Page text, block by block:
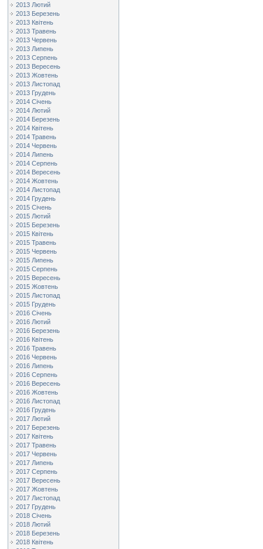
2013 Лютий
2013 Березень
2013 Квітень
2013 Травень
2013 Червень
2013 Липень
2013 Серпень
2013 Вересень
2013 Жовтень
2013 Листопад
2013 Грудень
2014 Січень
2014 Лютий
2014 Березень
2014 Квітень
2014 Травень
2014 Червень
2014 Липень
2014 Серпень
2014 Вересень
2014 Жовтень
2014 Листопад
2014 Грудень
2015 Січень
2015 Лютий
2015 Березень
2015 Квітень
2015 Травень
2015 Червень
2015 Липень
2015 Серпень
2015 Вересень
2015 Жовтень
2015 Листопад
2015 Грудень
2016 Січень
2016 Лютий
2016 Березень
2016 Квітень
2016 Травень
2016 Червень
2016 Липень
2016 Серпень
2016 Вересень
2016 Жовтень
2016 Листопад
2016 Грудень
2017 Лютий
2017 Березень
2017 Квітень
2017 Травень
2017 Червень
2017 Липень
2017 Серпень
2017 Вересень
2017 Жовтень
2017 Листопад
2017 Грудень
2018 Січень
2018 Лютий
2018 Березень
2018 Квітень